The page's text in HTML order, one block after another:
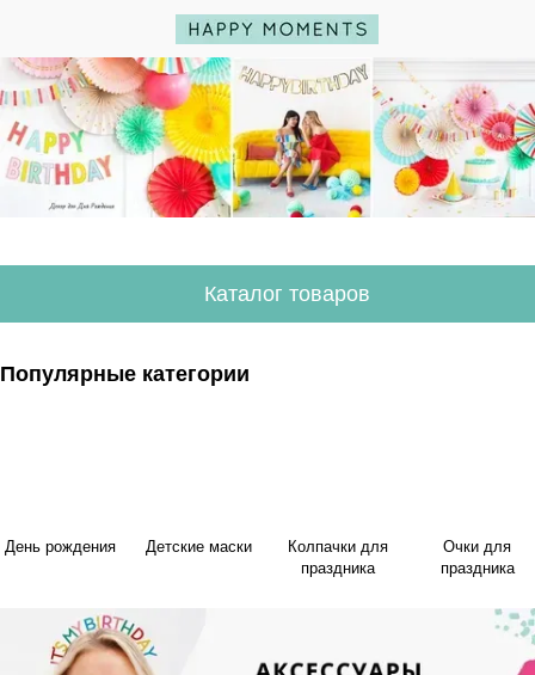
Каталог товаров
Популярные категории
День рождения Детские маски
Колпачки для
праздника
Очки для
праздника